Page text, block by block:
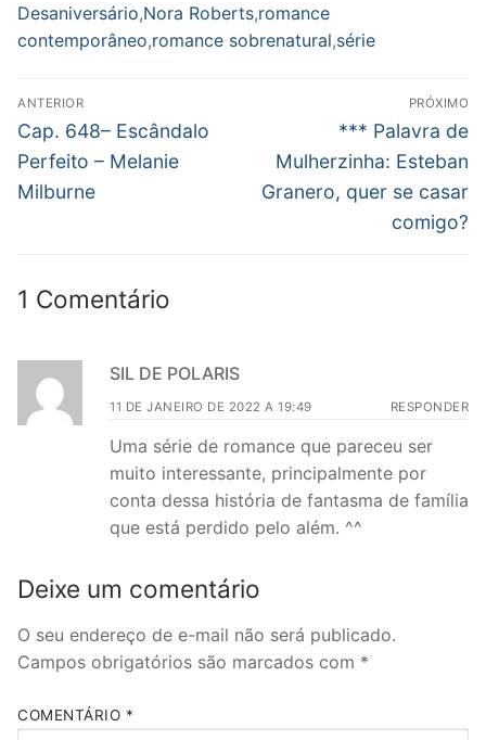
Desaniversário,Nora Roberts,romance
contemporâneo,romance sobrenatural,série
Navegação
de
Post
ANTERIOR
Post
anterior:
Cap. 648– Escândalo
Perfeito – Melanie
Milburne
PRÓXIMO
Próximo
post:
*** Palavra de
Mulherzinha: Esteban
Granero, quer se casar
comigo?
1 Comentário
SIL DE POLARIS
11 DE JANEIRO DE 2022 A 19:49 RESPONDER
Uma série de romance que pareceu ser
muito interessante, principalmente por
conta dessa história de fantasma de família
que está perdido pelo além. ^^
Deixe um comentário
O seu endereço de e-mail não será publicado.
Campos obrigatórios são marcados com *
COMENTÁRIO *